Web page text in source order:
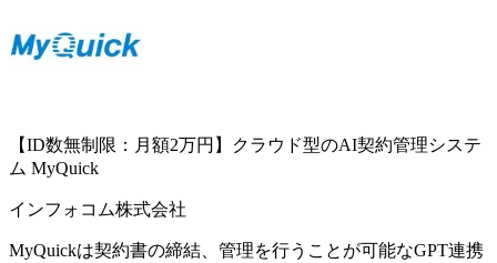
【ID数無制限：月額2万円】クラウド型のAI契約管理システ
ム MyQuick
インフォコム株式会社
MyQuickは契約書の締結、管理を行うことが可能なGPT連携